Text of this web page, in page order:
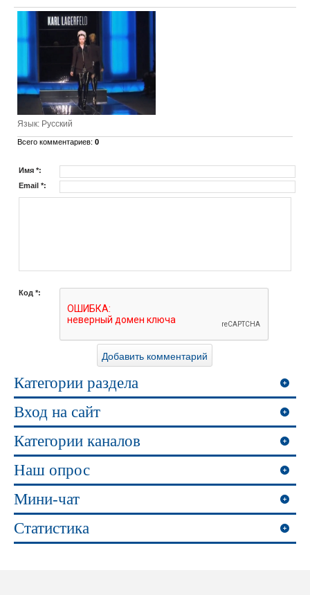
Язык: Русский
Всего комментариев: 0
Имя *:
Email *:
Код *:
Категории раздела
Вход на сайт
Категории каналов
Наш опрос
Мини-чат
Статистика